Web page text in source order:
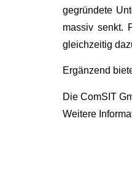
gegründete
massiv senkt.
gleichzeitig
Ergänzend
Die ComSIT
Weitere